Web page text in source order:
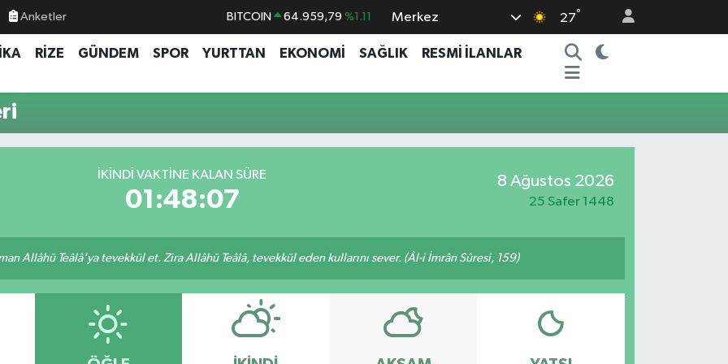
Anketler BITCOIN 64.959,79 %1.11
DOLAR 47,7436 %0.18
GRAM ALTIN 6660.55 %0.03
Merkez 27°
RİZE GÜNDEM SPOR YURTTAN EKONOMİ SAĞLIK
RESMİ İLANLAR
İKINDI VAKTINE KALAN SÜRE
01:48:07
8 Ağustos 2026
25 Safer 1448
Allâhü Teâlâ'ya tevekkül et. Zira Allâhü Teâlâ, tevekkül eden kullarını sever. (Âl-i İmrân Sûresi, 159)